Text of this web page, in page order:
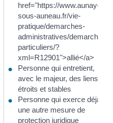
href="https://www.aunay-
sous-auneau.fr/vie-
pratique/demarches-
administratives/demarches-
particuliers/?
xml=R12901">allié</a>
Personne qui entretient,
avec le majeur, des liens
étroits et stables
Personne qui exerce déjà
une autre mesure de
protection juridique